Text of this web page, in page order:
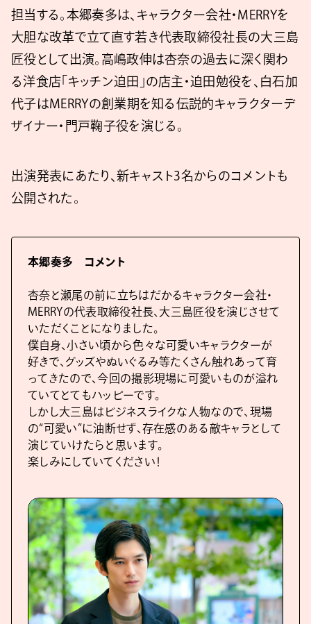
担当する。本郷奏多は、キャラクター会社・MERRYを
大胆な改革で立て直す若き代表取締役社長の大三島
匠役として出演。高嶋政伸は杏奈の過去に深く関わ
る洋食店「キッチン迫田」の店主・迫田勉役を、白石加
代子はMERRYの創業期を知る伝説的キャラクターデ
ザイナー・門戸鞠子役を演じる。
出演発表にあたり、新キャスト3名からのコメントも
公開された。
本郷奏多 コメント
杏奈と瀬尾の前に立ちはだかるキャラクター会社・
MERRYの代表取締役社長、大三島匠役を演じさせて
いただくことになりました。
僕自身、小さい頃から色々な可愛いキャラクターが
好きで、グッズやぬいぐるみ等たくさん触れあって育
ってきたので、今回の撮影現場に可愛いものが溢れ
ていてとてもハッピーです。
しかし大三島はビジネスライクな人物なので、現場
の“可愛い”に油断せず、存在感のある敵キャラとして
演じていけたらと思います。
楽しみにしていてください！